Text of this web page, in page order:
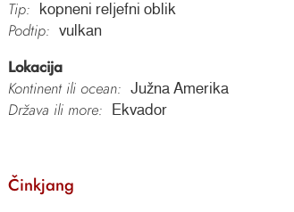
Tip:
kopneni reljefni oblik
Podtip: vulkan
Lokacija
Kontinent ili ocean:
Južna Amerika
Država ili more: Ekvador
Činkjang